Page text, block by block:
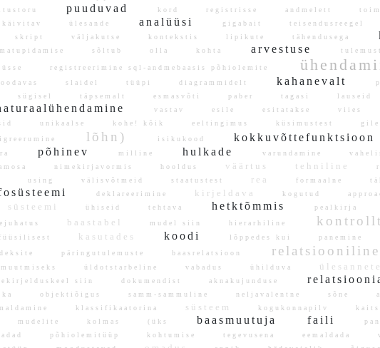
puuduvad kord registrisse andmelett
ülesande analüüsi gigabait teisendusreegel
skript
väljakutse kontekstis lipikute tähendusega
sõltub olla kohta arvestuse
registreerimine sql-andmebaasis põhiolemite
slaidel tüüpi diagrammidelt kahanevalt
sügisel
täpsemalt esmasvõti paber tagasi
vastav esile esitatakse viies
unikaalse kohe! kõik eeltingimus küsimustest
lõhn) isikukood
põhinev milline hulkade varundamine
nimekirjavormis hooldus väärtus tehniline
using
välisvõtmeid staatustest rea formaalne
deklareerimine kirjeldava kogutud
süsteemi ühiseid tehtava hetktõmmis pealkirja
baastabel mudel siin hierarhiline
füüsilisest
kasutades koodi lõppedes kui panemine
päringutulemuste baasrelatsioon
muutmiseks
üldotstarbeline vabadus ühilduva
siin
dokumendist aknakujunduse
objektiõigus samm-sammuline neljavalentne sõne
klassifikaatorina süsteem kogukonnapilv
mudelite
kolmas (üks baasmuutuja faili
põhiolemitüüp kohtumise tegevusena eemaldada